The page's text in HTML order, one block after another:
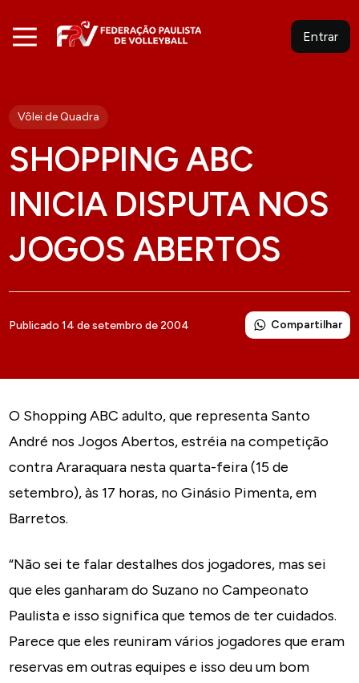
Entrar
Vôlei de Quadra
SHOPPING ABC
INICIA DISPUTA NOS
JOGOS ABERTOS
Publicado 14 de setembro de 2004 Compartilhar
O Shopping ABC adulto, que representa Santo
André nos Jogos Abertos, estréia na competição
contra Araraquara nesta quarta-feira (15 de
setembro), às 17 horas, no Ginásio Pimenta, em
Barretos.
“Não sei te falar destalhes dos jogadores, mas sei
que eles ganharam do Suzano no Campeonato
Paulista e isso significa que temos de ter cuidados.
Parece que eles reuniram vários jogadores que eram
reservas em outras equipes e isso deu um bom